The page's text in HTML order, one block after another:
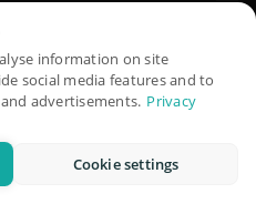
9.80%
$48,213
de estratégias onde
backtest e otimizam suas
de mercado
grátis
information on site
social media features and to
advertisements. Privacy
Cookie settings